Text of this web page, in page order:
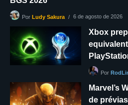
PorLudy Sakura 6 de agosto de 2026
Xbox
Por
Marvel’s
de